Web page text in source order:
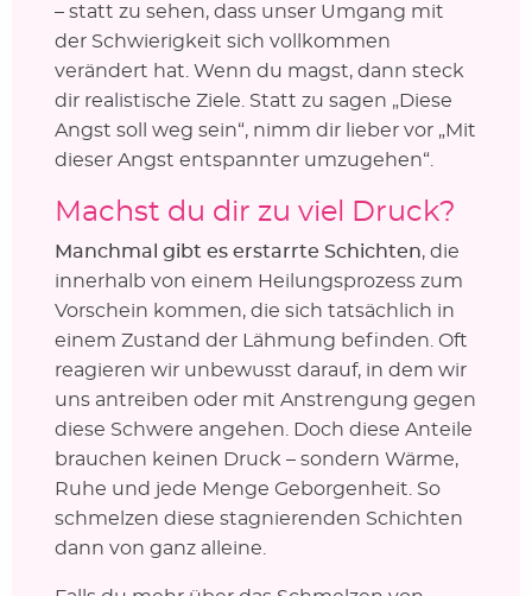
– statt zu sehen, dass unser Umgang mit
der Schwierigkeit sich vollkommen
verändert hat. Wenn du magst, dann steck
dir realistische Ziele. Statt zu sagen „Diese
Angst soll weg sein“, nimm dir lieber vor „Mit
dieser Angst entspannter umzugehen“.
Machst du dir zu viel Druck?
Manchmal gibt es erstarrte Schichten, die
innerhalb von einem Heilungsprozess zum
Vorschein kommen, die sich tatsächlich in
einem Zustand der Lähmung befinden. Oft
reagieren wir unbewusst darauf, in dem wir
uns antreiben oder mit Anstrengung gegen
diese Schwere angehen. Doch diese Anteile
brauchen keinen Druck – sondern Wärme,
Ruhe und jede Menge Geborgenheit. So
schmelzen diese stagnierenden Schichten
dann von ganz alleine.